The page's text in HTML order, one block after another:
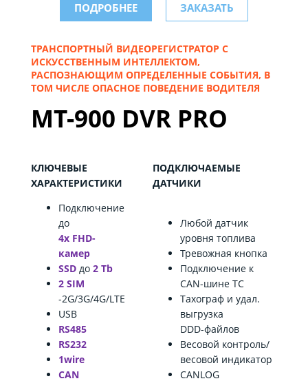
ПОДРОБНЕЕ ЗАКАЗАТЬ
ТРАНСПОРТНЫЙ ВИДЕОРЕГИСТРАТОР С
ИСКУССТВЕННЫМ ИНТЕЛЛЕКТОМ,
РАСПОЗНАЮЩИМ ОПРЕДЕЛЕННЫЕ СОБЫТИЯ, В
ТОМ ЧИСЛЕ ОПАСНОЕ ПОВЕДЕНИЕ ВОДИТЕЛЯ
MT-900 DVR PRO
КЛЮЧЕВЫЕ
ХАРАКТЕРИСТИКИ
Подключение
до
4х FHD-
камер
SSD до 2 Tb
2 SIM
-2G/3G/4G/LTE
USB
RS485
RS232
1wire
CAN
ПОДКЛЮЧАЕМЫЕ
ДАТЧИКИ
Любой датчик
уровня топлива
Тревожная кнопка
Подключение к
CAN-шине ТС
Тахограф и удал.
выгрузка
DDD-файлов
Весовой контроль/
весовой индикатор
CANLOG